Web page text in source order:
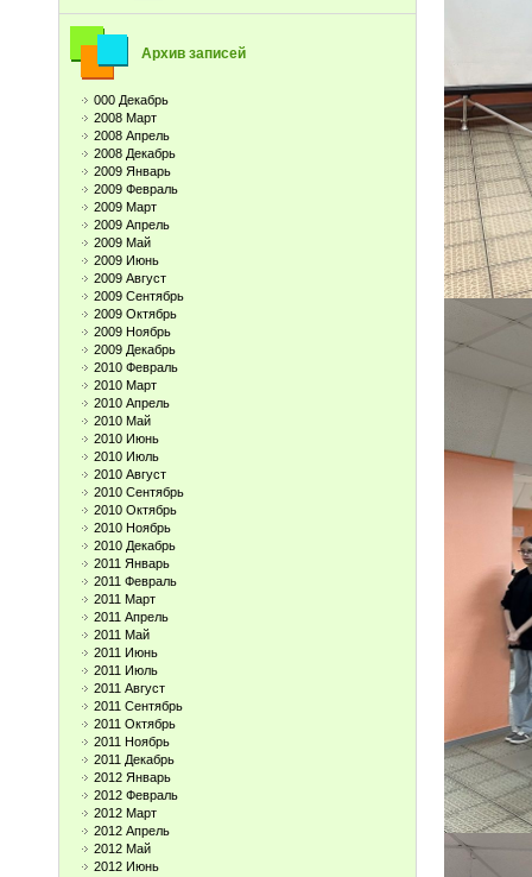
Архив записей
000 Декабрь
2008 Март
2008 Апрель
2008 Декабрь
2009 Январь
2009 Февраль
2009 Март
2009 Апрель
2009 Май
2009 Июнь
2009 Август
2009 Сентябрь
2009 Октябрь
2009 Ноябрь
2009 Декабрь
2010 Февраль
2010 Март
2010 Апрель
2010 Май
2010 Июнь
2010 Июль
2010 Август
2010 Сентябрь
2010 Октябрь
2010 Ноябрь
2010 Декабрь
2011 Январь
2011 Февраль
2011 Март
2011 Апрель
2011 Май
2011 Июнь
2011 Июль
2011 Август
2011 Сентябрь
2011 Октябрь
2011 Ноябрь
2011 Декабрь
2012 Январь
2012 Февраль
2012 Март
2012 Апрель
2012 Май
2012 Июнь